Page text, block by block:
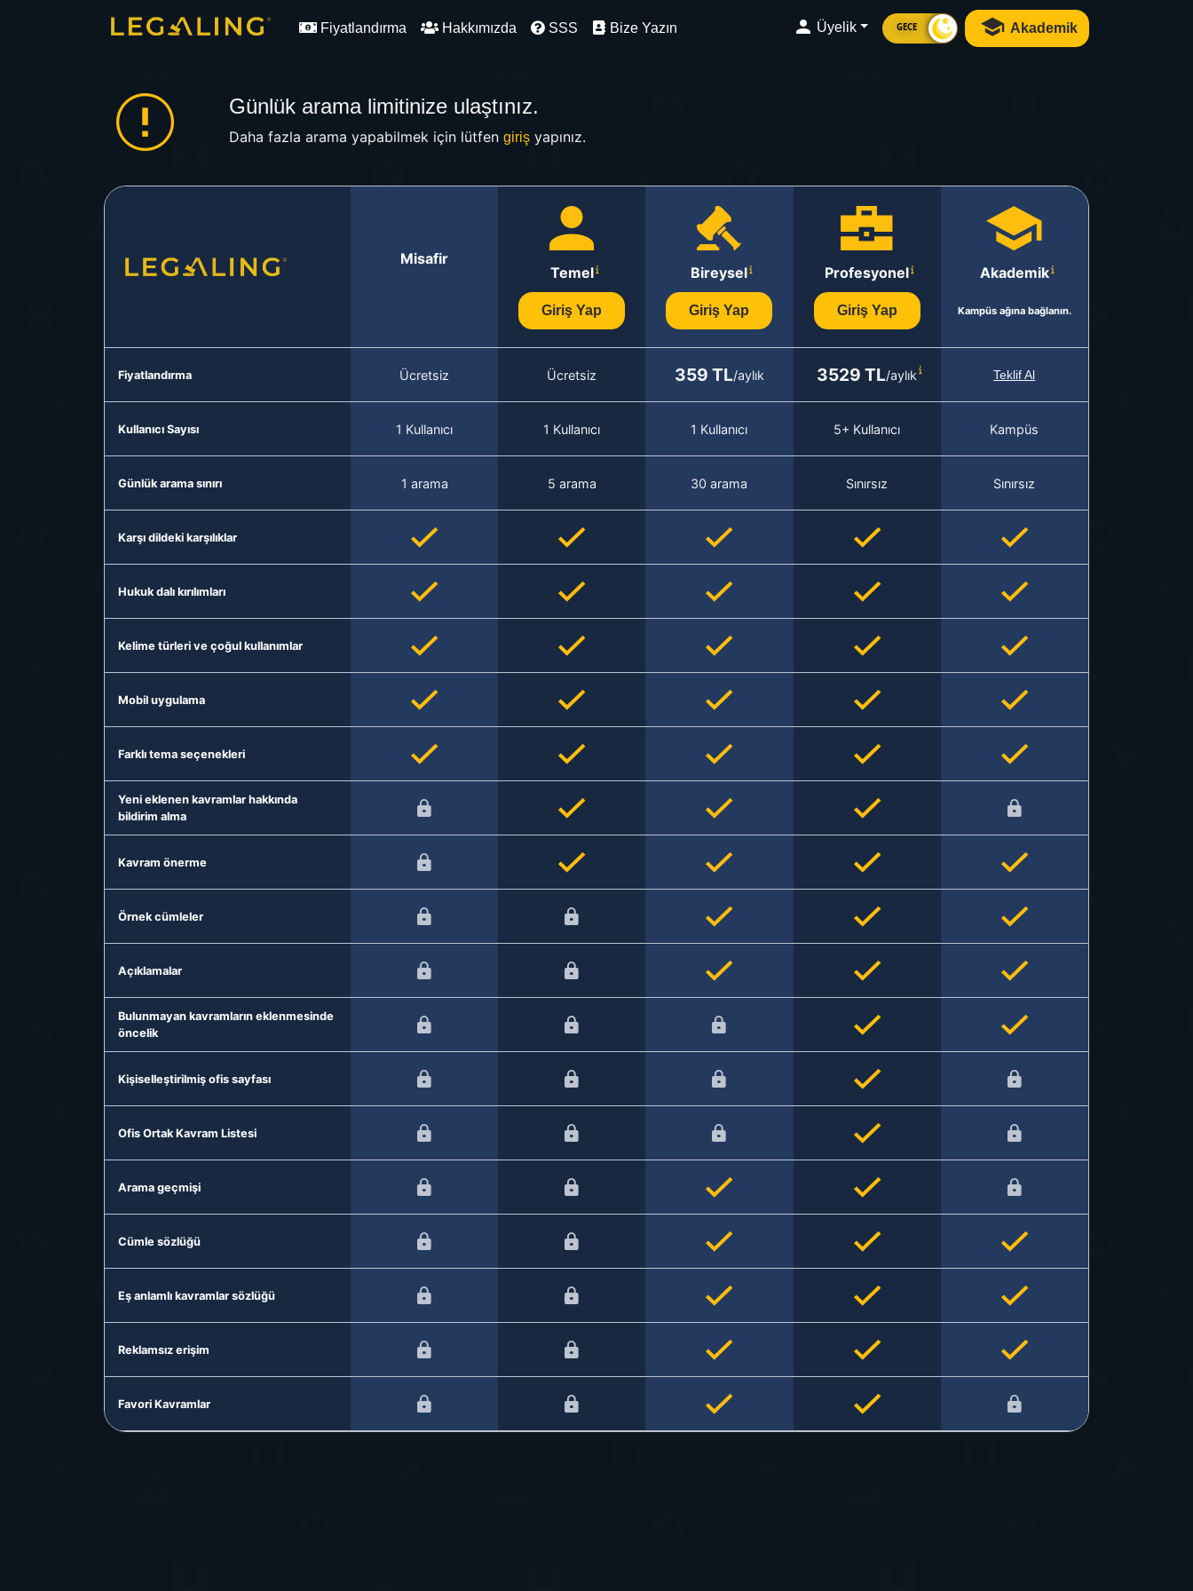
Fiyatlandırma Hakkımızda SSS Bize Yazın Üyelik GECE Akademik
Günlük arama limitinize ulaştınız.
Daha fazla arama yapabilmek için lütfen girişyapınız.
Misafir
Temel
Giriş Yap
Bireysel
Giriş Yap
Profesyonel
Giriş Yap
Akademik
Kampüs ağına bağlanın.
Fiyatlandırma Ücretsiz Ücretsiz 359 TL/aylık 3529 TL/aylık Teklif Al
Kullanıcı Sayısı 1 Kullanıcı 1 Kullanıcı 1 Kullanıcı 5+ Kullanıcı Kampüs
Günlük arama sınırı 1 arama 5 arama 30 arama Sınırsız Sınırsız
Karşı dildeki karşılıklar
Hukuk dalı kırılımları
Kelime türleri ve çoğul kullanımlar
Mobil uygulama
Farklı tema seçenekleri
Yeni eklenen kavramlar hakkında
bildirim alma
Kavram önerme
Örnek cümleler
Açıklamalar
Bulunmayan kavramların eklenmesinde
öncelik
Kişiselleştirilmiş ofis sayfası
Ofis Ortak Kavram Listesi
Arama geçmişi
Cümle sözlüğü
Eş anlamlı kavramlar sözlüğü
Reklamsız erişim
Favori Kavramlar